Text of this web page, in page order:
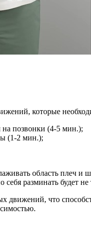
которые
на позвонки (4-5 мин.);
(1-2 мин.);
область плеч
разминать будет не
что